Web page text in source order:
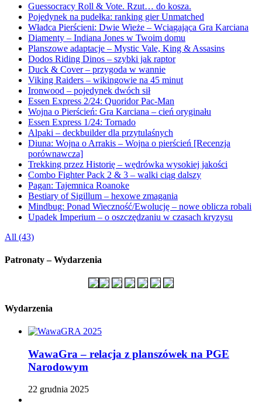
Guessocracy Roll & Vote. Rzut… do kosza.
Pojedynek na pudełka: ranking gier Unmatched
Władca Pierścieni: Dwie Wieże – Wciągająca Gra Karciana
Diamenty – Indiana Jones w Twoim domu
Planszowe adaptacje – Mystic Vale, King & Assasins
Dodos Riding Dinos – szybki jak raptor
Duck & Cover – przygoda w wannie
Viking Raiders – wikingowie na 45 minut
Ironwood – pojedynek dwóch sił
Essen Express 2/24: Quoridor Pac-Man
Wojna o Pierścień: Gra Karciana – cień oryginału
Essen Express 1/24: Tornado
Alpaki – deckbuilder dla przytulaśnych
Diuna: Wojna o Arrakis – Wojna o pierścień [Recenzja
porównawcza]
Trekking przez Historię – wędrówka wysokiej jakości
Combo Fighter Pack 2 & 3 – walki ciąg dalszy
Pagan: Tajemnica Roanoke
Bestiary of Sigillum – hexowe zmagania
Mindbug: Ponad Wieczność/Ewolucję – nowe oblicza robali
Upadek Imperium – o oszczędzaniu w czasach kryzysu
All (43)
Patronaty – Wydarzenia
Wydarzenia
WawaGra – relacja z planszówek na PGE
Narodowym
22 grudnia 2025